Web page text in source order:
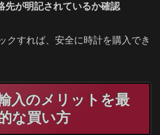
先が明記されているか確認
クすれば、安全に時計を購入でき
入のメリットを最
な買い方